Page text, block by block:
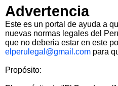
Advertencia
Este es un portal de ayuda a
nuevas normas legales del
que no deberia estar en este
elperulegal@gmail.com para
Propósito: